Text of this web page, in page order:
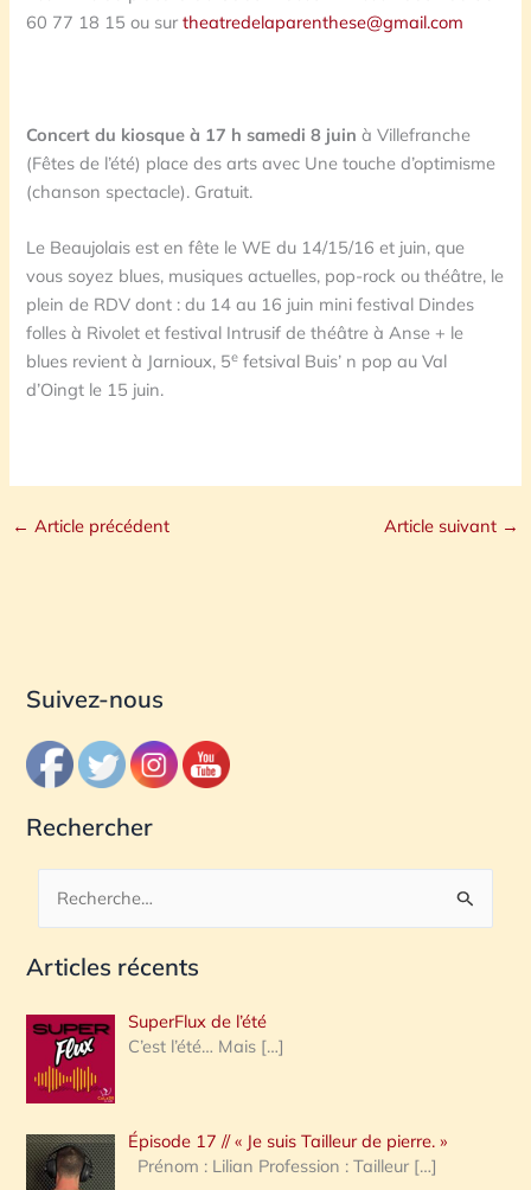
60 77 18 15 ou surtheatredelaparenthese@gmail.com
Concert du kiosque à 17 h samedi 8 juin à Villefranche
(Fêtes de l’été) place des arts avec Une touche d’optimisme
(chanson spectacle). Gratuit.
Le Beaujolais est en fête le WE du 14/15/16 et juin, que
vous soyez blues, musiques actuelles, pop-rock ou théâtre, le
plein de RDV dont : du 14 au 16 juin mini festival Dindes
folles à Rivolet et festival Intrusif de théâtre à Anse + le
blues revient à Jarnioux, 5e fetsival Buis’ n pop au Val
d’Oingt le 15 juin.
← Article précédent Article suivant →
Suivez-nous
Rechercher
c
e
r
c
h
e
Articles récents
SuperFlux de l’été
C’est l’été… Mais […]
Épisode 17 // « Je suis Tailleur de pierre. »
Prénom : Lilian Profession : Tailleur […]